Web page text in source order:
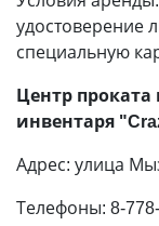
удостоверение
специальную
Центр
инвентаря
Адрес: улица
Телефоны: 8-